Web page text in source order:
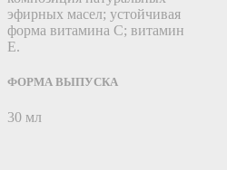
эфирных масел; устойчивая
форма витамина С; витамин
Е.
ФОРМА ВЫПУСКА
30 мл